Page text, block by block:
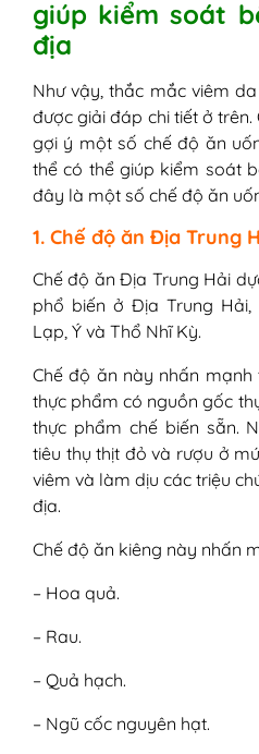
giúp kiểm soát
địa
Như vậy, thắc mắc viêm
được giải đáp chi tiết ở
gợi ý một số chế độ ăn
thể có thể giúp kiểm soát
đây là một số chế độ ăn
1. Chế độ ăn Địa Trung
Chế độ ăn Địa Trung Hải
phổ biến ở Địa Trung
Lạp, Ý và Thổ Nhĩ Kỳ.
Chế độ ăn này nhấn mạnh
thực phẩm có nguồn gốc
thực phẩm chế biến sẵn.
tiêu thụ thịt đỏ và rượu ở
viêm và làm dịu các triệu
địa.
Chế độ ăn kiêng này nhấn
– Hoa quả.
– Rau.
– Quả hạch.
– Ngũ cốc nguyên hạt.